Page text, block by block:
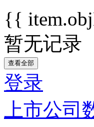
{{
暂无记录
查看全部
登录
上市公司